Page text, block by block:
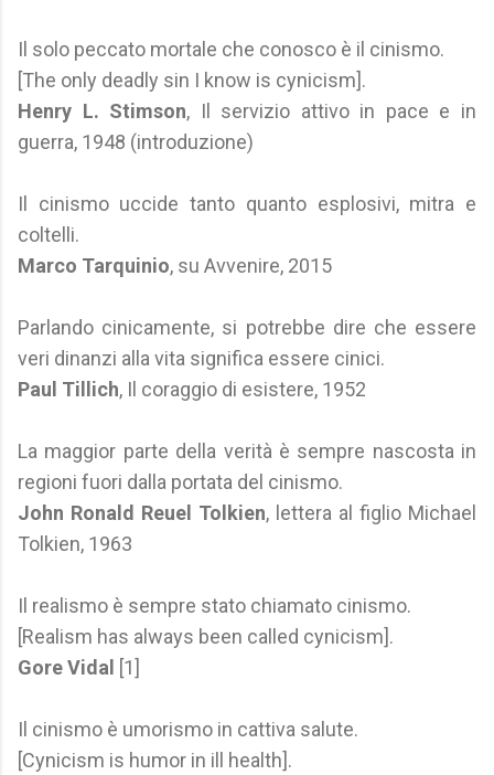
Il solo peccato mortale che conosco è il cinismo.
[The only deadly sin I know is cynicism].
Henry L. Stimson, Il servizio attivo in pace e in
guerra, 1948 (introduzione)
Il cinismo uccide tanto quanto esplosivi, mitra e
coltelli.
Marco Tarquinio, su Avvenire, 2015
Parlando cinicamente, si potrebbe dire che essere
veri dinanzi alla vita significa essere cinici.
Paul Tillich, Il coraggio di esistere, 1952
La maggior parte della verità è sempre nascosta in
regioni fuori dalla portata del cinismo.
John Ronald Reuel Tolkien, lettera al figlio Michael
Tolkien, 1963
Il realismo è sempre stato chiamato cinismo.
[Realism has always been called cynicism].
Gore Vidal
[1]
Il cinismo è umorismo in cattiva salute.
[Cynicism is humor in ill health].